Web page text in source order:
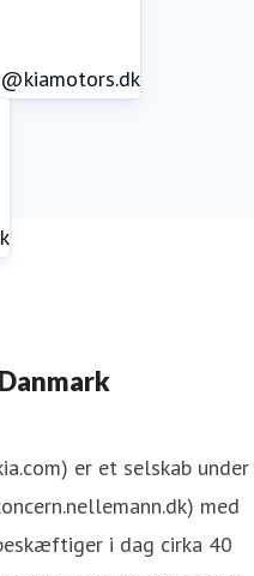
er et selskab under
med
i dag cirka 40